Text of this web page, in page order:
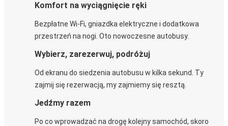
Komfort na wyciągnięcie ręki
Bezpłatne Wi-Fi, gniazdka elektryczne i dodatkowa
przestrzeń na nogi. Oto nowoczesne autobusy.
Wybierz, zarezerwuj, podróżuj
Od ekranu do siedzenia autobusu w kilka sekund. Ty
zajmij się rezerwacją, my zajmiemy się resztą.
Jedźmy razem
Po co wprowadzać na drogę kolejny samochód, skoro